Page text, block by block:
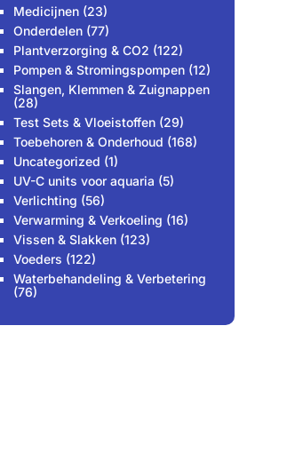
Medicijnen (23)
Onderdelen (77)
Plantverzorging & CO2 (122)
Pompen & Stromingspompen (12)
Slangen, Klemmen & Zuignappen
(28)
Test Sets & Vloeistoffen (29)
Toebehoren & Onderhoud (168)
Uncategorized (1)
UV-C units voor aquaria (5)
Verlichting (56)
Verwarming & Verkoeling (16)
Vissen & Slakken (123)
Voeders (122)
Waterbehandeling & Verbetering
(76)